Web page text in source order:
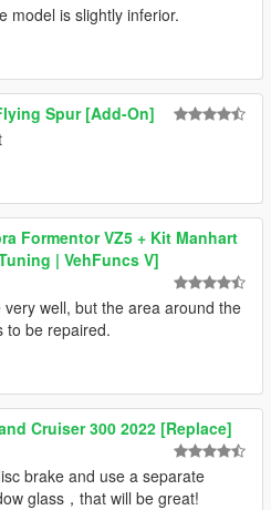
model is slightly inferior.
Spur [Add-On]
Formentor VZ5 + Kit Manhart
| VehFuncs V]
well, but the area around the
to be repaired.
Cruiser 300 2022 [Replace]
brake and use a separate
glass，that will be great!